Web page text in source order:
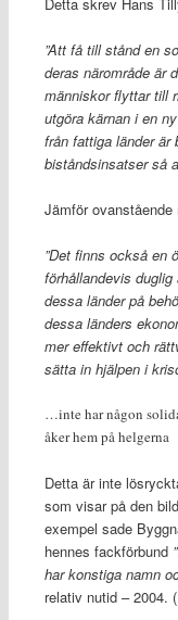
”Att få till stånd en
deras närområde är
människor flyttar till
utgöra kärnan i en
från fattiga länder är
biståndsinsatser så
Jämför ovanstående
”Det finns också en
förhållandevis
dessa länder på
dessa länders
mer effektivt och
sätta in hjälpen i
…inte har någon
åker hem på helgerna
Detta är inte
som visar på den
exempel sade
hennes fackförbund
har konstiga namn
relativ nutid – 2004. (